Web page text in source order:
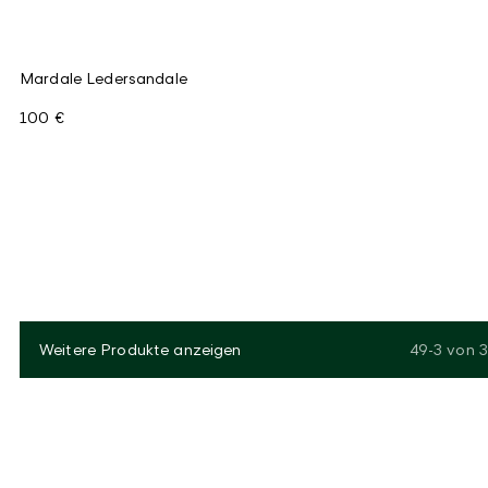
Mardale Ledersandale
100 €
Weitere Produkte anzeigen 49-3 von 3